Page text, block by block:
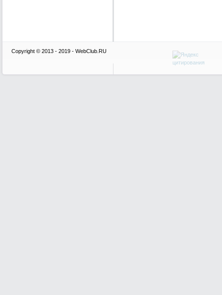
Copyright © 2013 - 2019 - WebClub.RU